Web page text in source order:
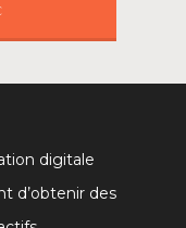
digitale
d’obtenir des